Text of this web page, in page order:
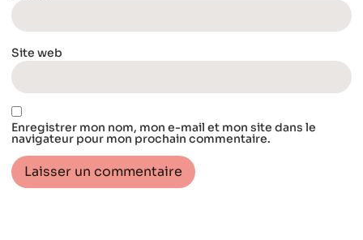
Site web
Enregistrer mon nom, mon e-mail et mon site dans le
navigateur pour mon prochain commentaire.